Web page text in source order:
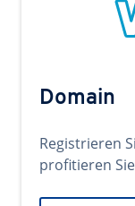
Domain
Registrieren
profitieren